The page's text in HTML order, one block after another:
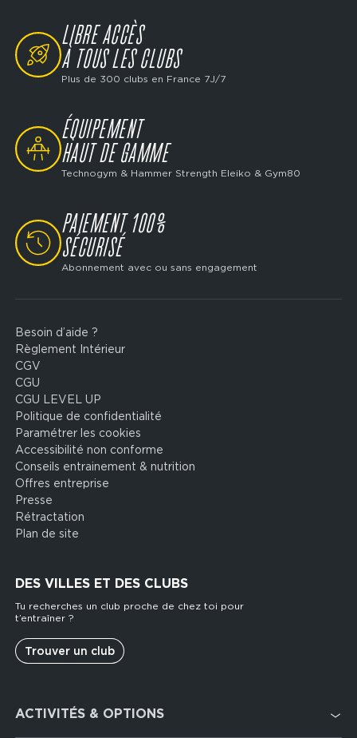
SVG
LIBRE ACCÈS
À TOUS LES CLUBS
Plus de 300 clubs en France 7J/7
SVG
ÉQUIPEMENT
HAUT DE GAMME
Technogym & Hammer Strength Eleiko & Gym80
SVG
PAIEMENT 100%
SÉCURISÉ
Abonnement avec ou sans engagement
Footer
legal
Besoin d’aide ?
Règlement Intérieur
CGV
CGU
CGU LEVEL UP
Politique de confidentialité
Paramétrer les cookies
Accessibilité non conforme
Conseils entrainement & nutrition
Offres entreprise
Presse
Rétractation
Plan de site
DES VILLES ET DES CLUBS
Tu recherches un club proche de chez toi pour
t’entraîner ?
Trouver un club
services
ACTIVITÉS & OPTIONS